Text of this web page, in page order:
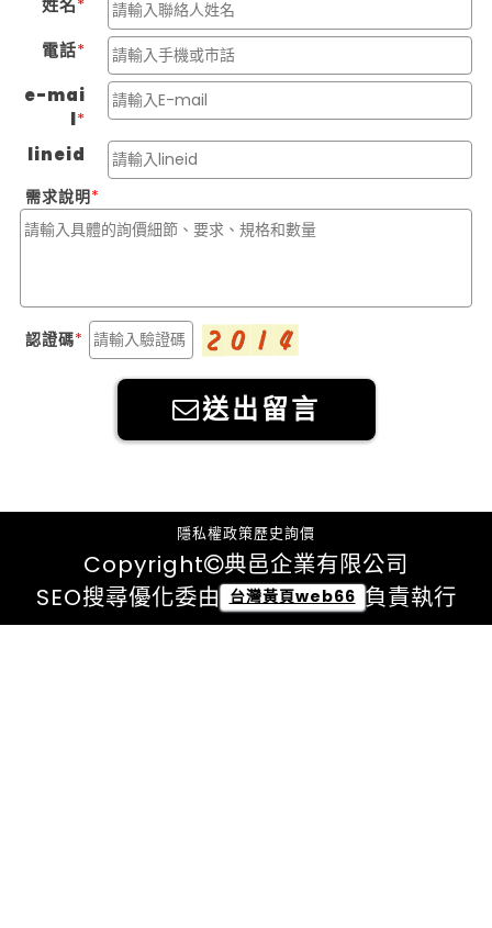
需求說明
認證碼
電話
e-mai
l
lineid
送出留言
Copyright
典邑企業有限公司
SEO搜尋優化委由 台灣黃頁web66 負責執行
隱私權政策歷史詢價